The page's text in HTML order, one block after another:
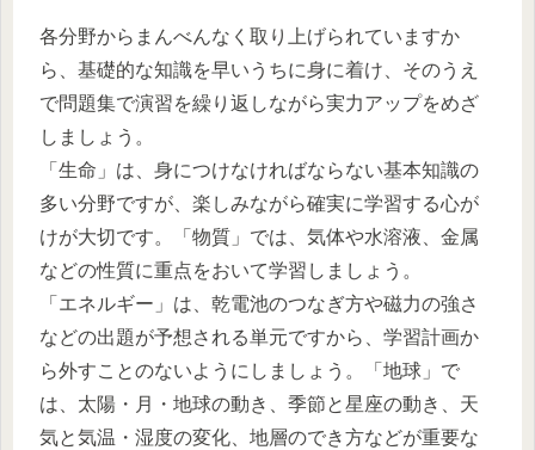
各分野からまんべんなく取り上げられていますか
ら、基礎的な知識を早いうちに身に着け、そのうえ
で問題集で演習を繰り返しながら実力アップをめざ
しましょう。
「生命」は、身につけなければならない基本知識の
多い分野ですが、楽しみながら確実に学習する心が
けが大切です。「物質」では、気体や水溶液、金属
などの性質に重点をおいて学習しましょう。
「エネルギー」は、乾電池のつなぎ方や磁力の強さ
などの出題が予想される単元ですから、学習計画か
ら外すことのないようにしましょう。「地球」で
は、太陽・月・地球の動き、季節と星座の動き、天
気と気温・湿度の変化、地層のでき方などが重要な